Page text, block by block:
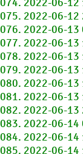
075. 2022-06-12
076. 2022-06-13
077. 2022-06-13
078. 2022-06-13
079. 2022-06-13
080. 2022-06-13
081. 2022-06-13
082. 2022-06-13
083. 2022-06-14
084. 2022-06-14
085. 2022-06-14